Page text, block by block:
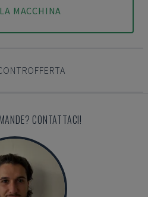
MACCHINA
CONTATTACI!